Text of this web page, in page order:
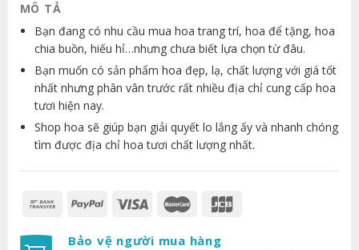
MÔ TẢ
Bạn đang có nhu cầu mua hoa trang trí, hoa để tặng, hoa
chia buồn, hiếu hỉ…nhưng chưa biết lựa chọn từ đâu.
Bạn muốn có sản phẩm hoa đẹp, lạ, chất lượng với giá tốt
nhất nhưng phân vân trước rất nhiều địa chỉ cung cấp hoa
tươi hiện nay.
Shop hoa sẽ giúp bạn giải quyết lo lắng ấy và nhanh chóng
tìm được địa chỉ hoa tươi chất lượng nhất.
Bảo vệ người mua hàng